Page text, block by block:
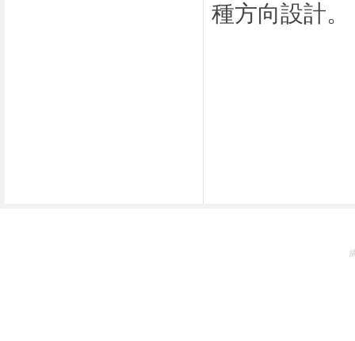
種方向設計。